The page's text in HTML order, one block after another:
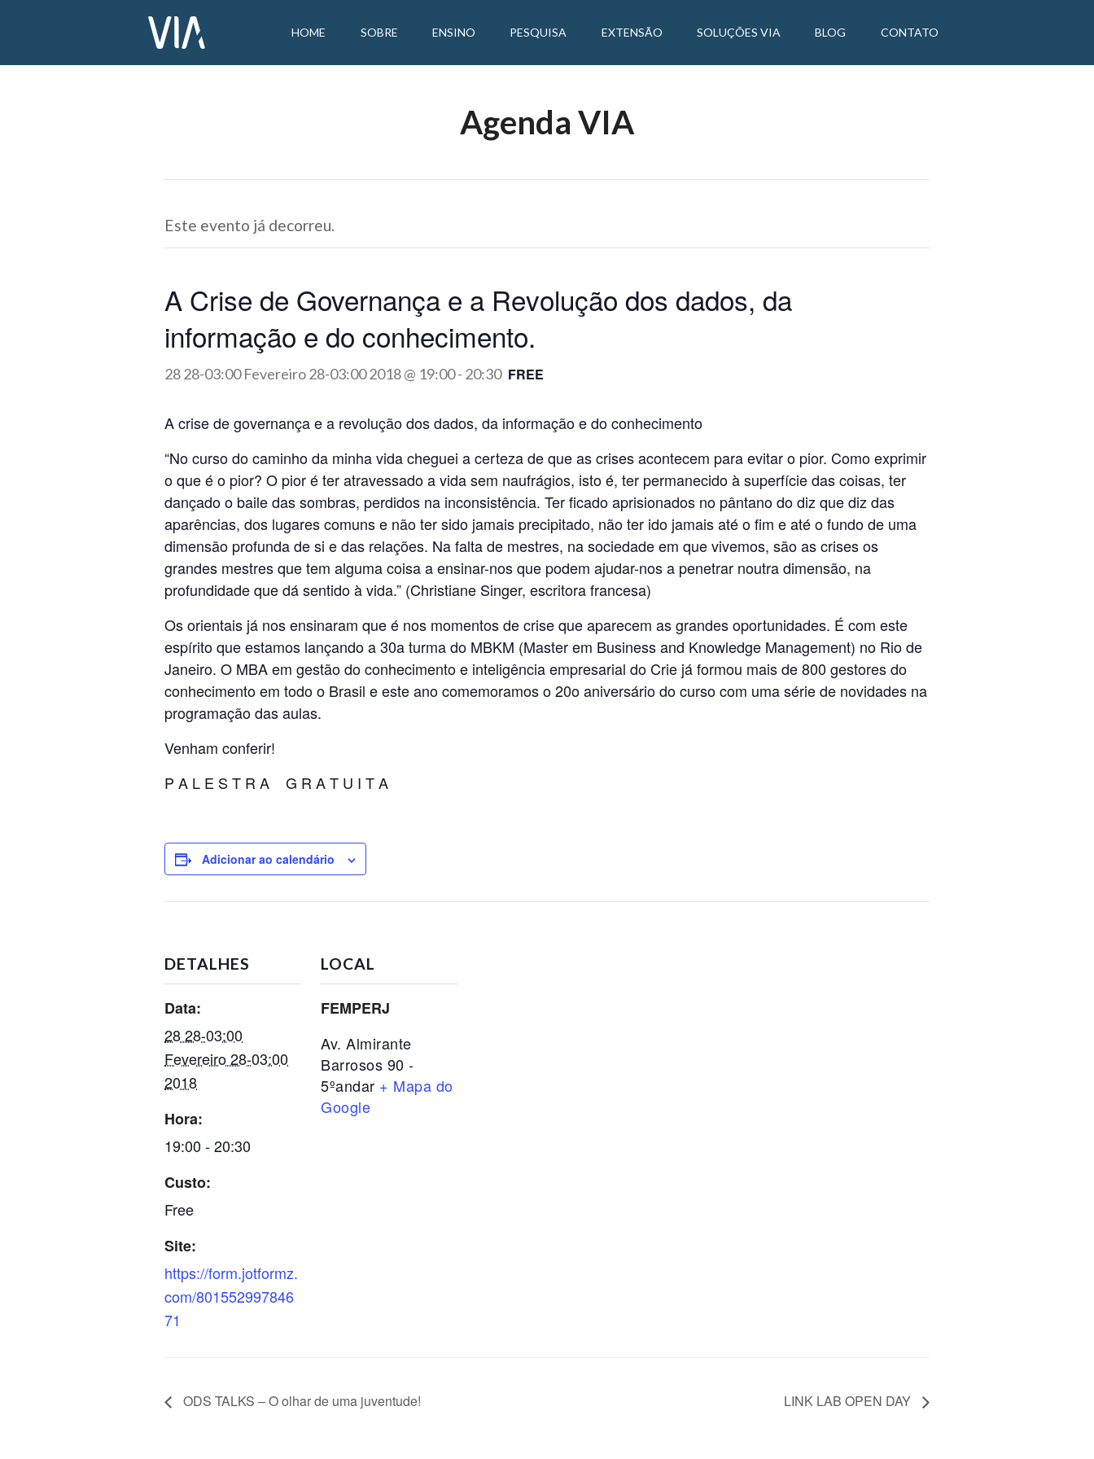
HOME SOBRE ENSINO PESQUISA EXTENSÃO SOLUÇÕES VIA BLOG CONTATO
Agenda VIA
Este evento já decorreu.
A Crise de Governança e a Revolução dos dados, da
informação e do conhecimento.
28 28-03:00 Fevereiro 28-03:00 2018 @ 19:00- 20:30 FREE
A crise de governança e a revolução dos dados, da informação e do conhecimento
“No curso do caminho da minha vida cheguei a certeza de que as crises acontecem para evitar o pior. Como exprimir
o que é o pior? O pior é ter atravessado a vida sem naufrágios, isto é, ter permanecido à superfície das coisas, ter
dançado o baile das sombras, perdidos na inconsistência. Ter ficado aprisionados no pântano do diz que diz das
aparências, dos lugares comuns e não ter sido jamais precipitado, não ter ido jamais até o fim e até o fundo de uma
dimensão profunda de si e das relações. Na falta de mestres, na sociedade em que vivemos, são as crises os
grandes mestres que tem alguma coisa a ensinar-nos que podem ajudar-nos a penetrar noutra dimensão, na
profundidade que dá sentido à vida.” (Christiane Singer, escritora francesa)
Os orientais já nos ensinaram que é nos momentos de crise que aparecem as grandes oportunidades. É com este
espírito que estamos lançando a 30a turma do MBKM (Master em Business and Knowledge Management) no Rio de
Janeiro. O MBA em gestão do conhecimento e inteligência empresarial do Crie já formou mais de 800 gestores do
conhecimento em todo o Brasil e este ano comemoramos o 20o aniversário do curso com uma série de novidades na
programação das aulas.
Venham conferir!
P A L E S T R A G R A T U I T A
Adicionar ao calendário
DETALHES
Data:
28 28-03:00
Fevereiro 28-03:00
2018
Hora:
19:00 - 20:30
Custo:
Free
Site:
https://form.jotformz.
com/801552997846
71
LOCAL
FEMPERJ
Av. Almirante
Barrosos 90 -
5ºandar + Mapa do
Google
ODS TALKS – O olhar de uma juventude! LINK LAB OPEN DAY